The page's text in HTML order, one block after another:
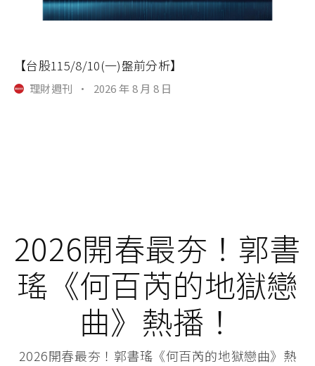
【台股115/8/10(一)盤前分析】
理財週刊 · 2026 年 8 月 8 日
2026開春最夯！郭書
瑤《何百芮的地獄戀
曲》熱播！
2026開春最夯！郭書瑤《何百芮的地獄戀曲》熱